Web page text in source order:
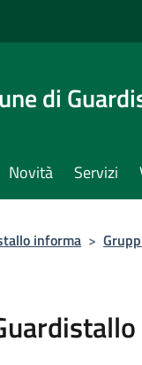
di
Novità Servizi
informa >